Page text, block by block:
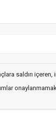
saldırı içeren,